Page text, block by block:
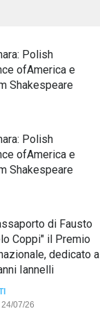
Polish
ofAmerica e
Shakespeare
Polish
ofAmerica e
Shakespeare
di Fausto
Coppi" il Premio
dedicato a
Iannelli
07/26